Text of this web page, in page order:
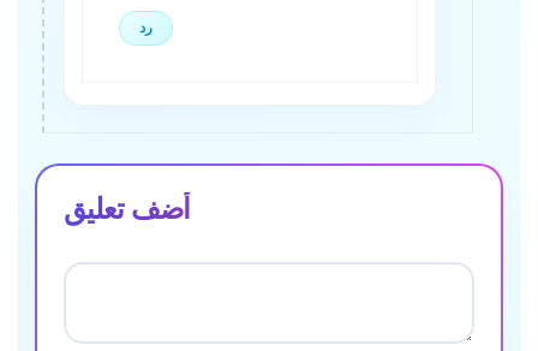
رد
أضف تعليق